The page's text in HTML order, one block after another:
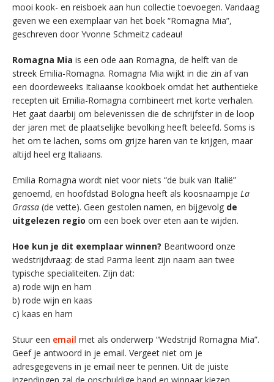
mooi kook- en reisboek aan hun collectie toevoegen. Vandaag
geven we een exemplaar van het boek “Romagna Mia”,
geschreven door Yvonne Schmeitz cadeau!
Romagna Mia is een ode aan Romagna, de helft van de
streek Emilia-Romagna. Romagna Mia wijkt in die zin af van
een doordeweeks Italiaanse kookboek omdat het authentieke
recepten uit Emilia-Romagna combineert met korte verhalen.
Het gaat daarbij om belevenissen die de schrijfster in de loop
der jaren met de plaatselijke bevolking heeft beleefd. Soms is
het om te lachen, soms om grijze haren van te krijgen, maar
altijd heel erg Italiaans.
Emilia Romagna wordt niet voor niets “de buik van Italië”
genoemd, en hoofdstad Bologna heeft als koosnaampje La
Grassa (de vette). Geen gestolen namen, en bijgevolg de
uitgelezen regio om een boek over eten aan te wijden.
Hoe kun je dit exemplaar winnen? Beantwoord onze
wedstrijdvraag: de stad Parma leent zijn naam aan twee
typische specialiteiten. Zijn dat:
a) rode wijn en ham
b) rode wijn en kaas
c) kaas en ham
Stuur een email met als onderwerp “Wedstrijd Romagna Mia”.
Geef je antwoord in je email. Vergeet niet om je
adresgegevens in je email neer te pennen. Uit de juiste